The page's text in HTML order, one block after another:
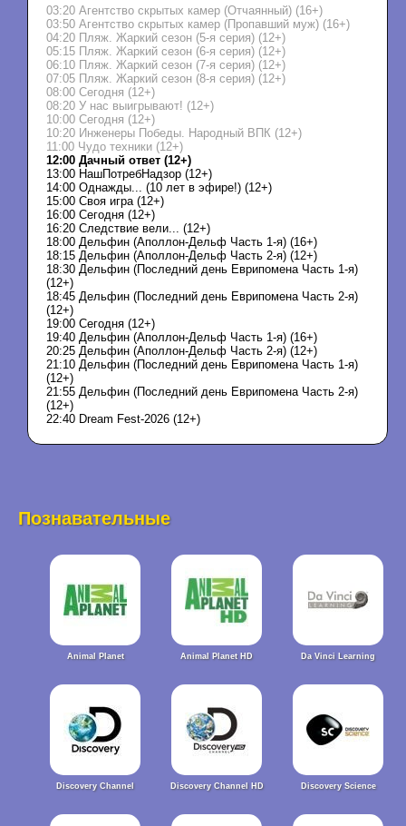
03:20 Агентство скрытых камер (Отчаянный) (16+)
03:50 Агентство скрытых камер (Пропавший муж) (16+)
04:20 Пляж. Жаркий сезон (5-я серия) (12+)
05:15 Пляж. Жаркий сезон (6-я серия) (12+)
06:10 Пляж. Жаркий сезон (7-я серия) (12+)
07:05 Пляж. Жаркий сезон (8-я серия) (12+)
08:00 Сегодня (12+)
08:20 У нас выигрывают! (12+)
10:00 Сегодня (12+)
10:20 Инженеры Победы. Народный ВПК (12+)
11:00 Чудо техники (12+)
12:00 Дачный ответ (12+)
13:00 НашПотребНадзор (12+)
14:00 Однажды... (10 лет в эфире!) (12+)
15:00 Своя игра (12+)
16:00 Сегодня (12+)
16:20 Следствие вели... (12+)
18:00 Дельфин (Аполлон-Дельф Часть 1-я) (16+)
18:15 Дельфин (Аполлон-Дельф Часть 2-я) (12+)
18:30 Дельфин (Последний день Еврипомена Часть 1-я)
(12+)
18:45 Дельфин (Последний день Еврипомена Часть 2-я)
(12+)
19:00 Сегодня (12+)
19:40 Дельфин (Аполлон-Дельф Часть 1-я) (16+)
20:25 Дельфин (Аполлон-Дельф Часть 2-я) (12+)
21:10 Дельфин (Последний день Еврипомена Часть 1-я)
(12+)
21:55 Дельфин (Последний день Еврипомена Часть 2-я)
(12+)
22:40 Dream Fest-2026 (12+)
Познавательные
Animal Planet Animal Planet HD Da Vinci Learning
Discovery Channel Discovery Channel HD Discovery Science